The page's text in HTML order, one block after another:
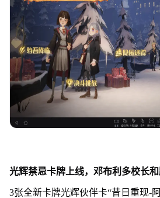
光辉禁忌卡牌上线，邓布利多校长和
3张全新卡牌光辉伙伴卡“昔日重现-